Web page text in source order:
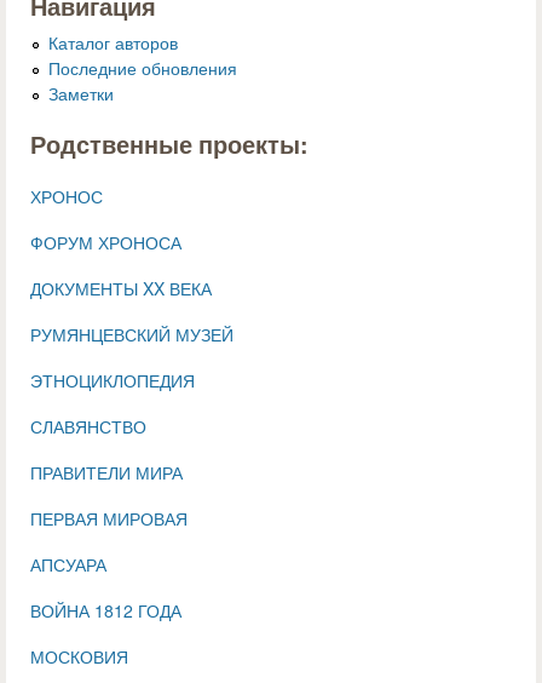
Каталог авторов
Последние обновления
Заметки
Родственные проекты:
ХРОНОС
ФОРУМ ХРОНОСА
ДОКУМЕНТЫ XX ВЕКА
РУМЯНЦЕВСКИЙ МУЗЕЙ
ЭТНОЦИКЛОПЕДИЯ
СЛАВЯНСТВО
ПРАВИТЕЛИ МИРА
ПЕРВАЯ МИРОВАЯ
АПСУАРА
ВОЙНА 1812 ГОДА
МОСКОВИЯ